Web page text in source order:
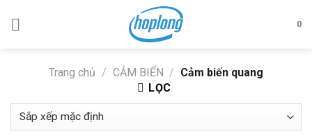
0
Trang chủ / CẢM BIẾN / Cảm biến quang
LỌC